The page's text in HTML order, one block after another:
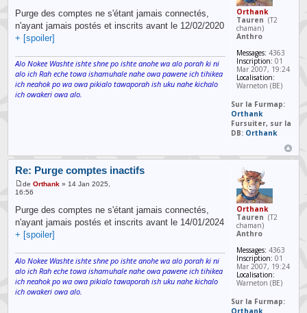
Purge des comptes ne s'étant jamais connectés,
n'ayant jamais postés et inscrits avant le 12/02/2020
+ [spoiler]
Alo Nokee Washte ishte shne po ishte anohe wa alo porah ki ni
alo ich Rah eche towa ishamuhale nahe owa pawene ich tihikea
ich neahok po wa owa pikialo tawaporah ish uku nahe kichalo
ich owakeri owa alo.
Orthank
Tauren (T2
chaman)
Anthro
Messages: 4363
Inscription: 01
Mar 2007, 19:24
Localisation:
Warneton (BE)
Sur la Furmap:
Orthank
Fursuiter, sur la
DB: Orthank
Re: Purge comptes inactifs
deOrthank » 14 Jan 2025,
16:56
Purge des comptes ne s'étant jamais connectés,
n'ayant jamais postés et inscrits avant le 14/01/2024
+ [spoiler]
Alo Nokee Washte ishte shne po ishte anohe wa alo porah ki ni
alo ich Rah eche towa ishamuhale nahe owa pawene ich tihikea
ich neahok po wa owa pikialo tawaporah ish uku nahe kichalo
ich owakeri owa alo.
Orthank
Tauren (T2
chaman)
Anthro
Messages: 4363
Inscription: 01
Mar 2007, 19:24
Localisation:
Warneton (BE)
Sur la Furmap:
Orthank